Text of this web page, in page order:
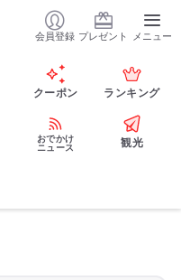
会員登録 プレゼント メニュー
クーポン ランキング
おでかけ
ニュース
観光